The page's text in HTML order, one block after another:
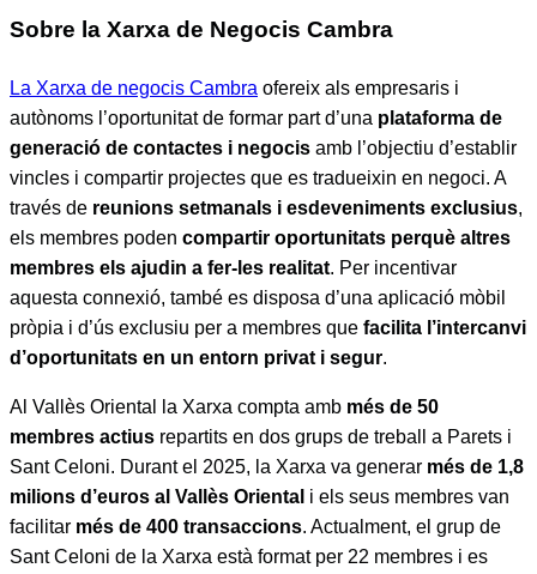
Sobre la Xarxa de Negocis Cambra
La Xarxa de negocis Cambra ofereix als empresaris i
autònoms l’oportunitat de formar part d’una plataforma de
generació de contactes i negocis amb l’objectiu d’establir
vincles i compartir projectes que es tradueixin en negoci. A
través de reunions setmanals i esdeveniments exclusius,
els membres poden compartir oportunitats perquè altres
membres els ajudin a fer-les realitat. Per incentivar
aquesta connexió, també es disposa d’una aplicació mòbil
pròpia i d’ús exclusiu per a membres que facilita l’intercanvi
d’oportunitats en un entorn privat i segur.
Al Vallès Oriental la Xarxa compta amb més de 50
membres actius repartits en dos grups de treball a Parets i
Sant Celoni. Durant el 2025, la Xarxa va generar més de 1,8
milions d’euros al Vallès Oriental i els seus membres van
facilitar més de 400 transaccions. Actualment, el grup de
Sant Celoni de la Xarxa està format per 22 membres i es